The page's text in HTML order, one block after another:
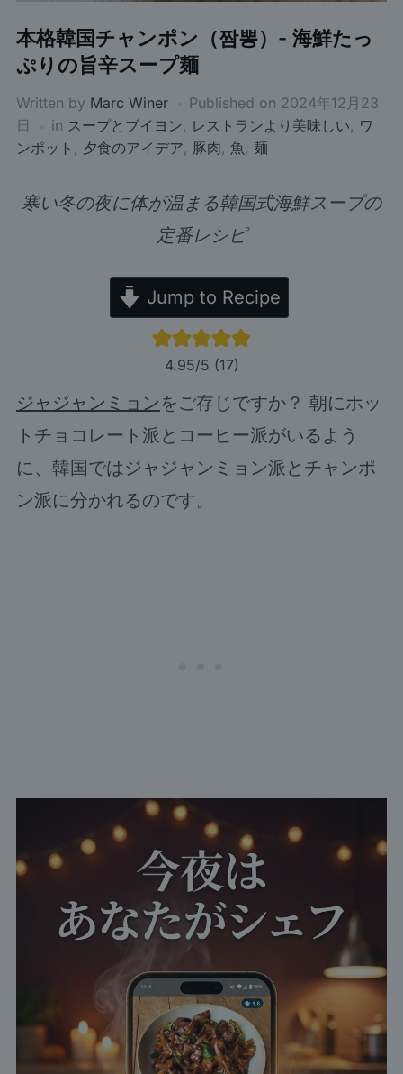
本格韓国チャンポン（짬뽕）- 海鮮たっ
ぷりの旨辛スープ麺
Written by Marc Winer Published on 2024年12月23
日
in スープとブイヨン, レストランより美味しい, ワ
ンポット , 夕食のアイデア, 豚肉, 魚, 麺
寒い冬の夜に体が温まる韓国式海鮮スープの
定番レシピ
Jump to Recipe
4.95/5 (17)
ジャジャンミョンをご存じですか？ 朝にホッ
トチョコレート派とコーヒー派がいるよう
に、韓国ではジャジャンミョン派とチャンポ
ン派に分かれるのです。